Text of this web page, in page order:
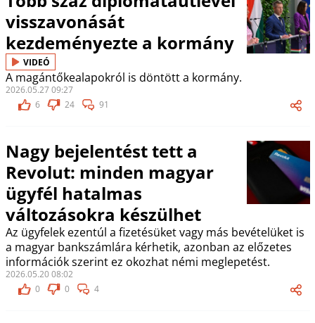
visszavonását
kezdeményezte a kormány
VIDEÓ
A magántőkealapokról is döntött a kormány.
2026.05.27 09:27
6
24 91
Nagy bejelentést tett a
Revolut: minden magyar
ügyfél hatalmas
változásokra készülhet
Az ügyfelek ezentúl a fizetésüket vagy más bevételüket is
a magyar bankszámlára kérhetik, azonban az előzetes
információk szerint ez okozhat némi meglepetést.
2026.05.20 08:02
0
0 4